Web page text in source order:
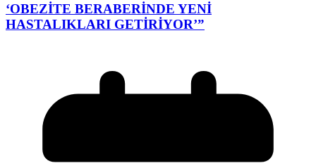
‘OBEZİTE BERABERİNDE YENİ
HASTALIKLARI GETİRİYOR’”